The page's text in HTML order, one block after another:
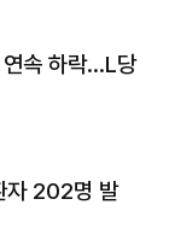
연속 하락…L당
자 202명 발